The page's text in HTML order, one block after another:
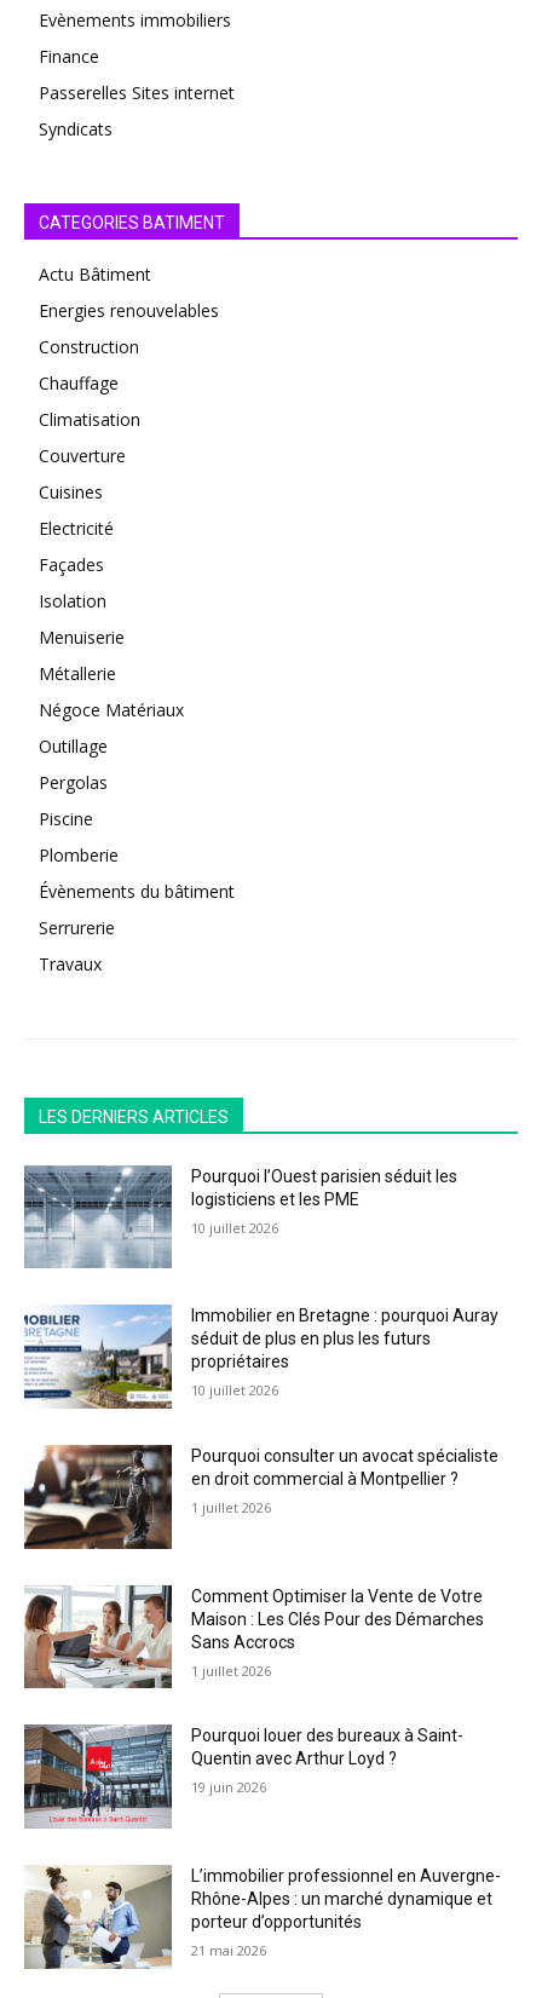
Evènements immobiliers
Finance
Passerelles Sites internet
Syndicats
CATEGORIES BATIMENT
Actu Bâtiment
Energies renouvelables
Construction
Chauffage
Climatisation
Couverture
Cuisines
Electricité
Façades
Isolation
Menuiserie
Métallerie
Négoce Matériaux
Outillage
Pergolas
Piscine
Plomberie
Évènements du bâtiment
Serrurerie
Travaux
LES DERNIERS ARTICLES
Pourquoi l’Ouest parisien séduit les
logisticiens et les PME
10 juillet 2026
Immobilier en Bretagne : pourquoi Auray
séduit de plus en plus les futurs
propriétaires
10 juillet 2026
Pourquoi consulter un avocat spécialiste
en droit commercial à Montpellier ?
1 juillet 2026
Comment Optimiser la Vente de Votre
Maison : Les Clés Pour des Démarches
Sans Accrocs
1 juillet 2026
Pourquoi louer des bureaux à Saint-
Quentin avec Arthur Loyd ?
19 juin 2026
L’immobilier professionnel en Auvergne-
Rhône-Alpes : un marché dynamique et
porteur d’opportunités
21 mai 2026